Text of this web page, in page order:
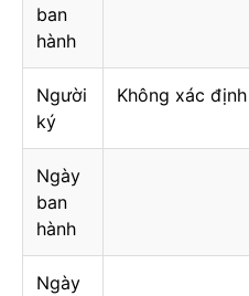
ban
hành
Người
ký
Không xác định
Ngày
ban
hành
Ngày